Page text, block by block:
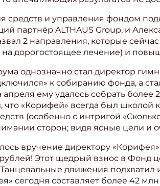
и управления фондом
партнёр ALTHAUS Group, и
2 направления, которые
на дорогостоящее лечение) и
однозначно стал директор
к собиранию фонда, а
ему удалось собрать
«Корифей» всегда был школой
(особенно с интригой
сторон; видя ясные цели и
вручение директору
Этот щедрый взнос в Фонд
движения
сегодня составляет более 42
на рассылку
электронный "Классный журнал" в
имя
Ваш Email